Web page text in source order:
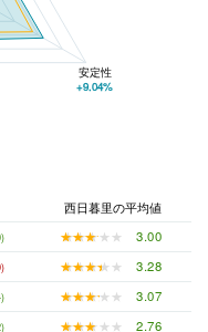
安定性
+9.04%
西日暮里の平均値
★★★★★
★★★★★
3.00
★★★★★
★★★★★
3.28
★★★★★
★★★★★
3.07
★★★★★
★★★★★ 2.76